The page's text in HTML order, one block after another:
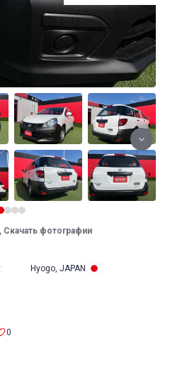
Скачать фотографии
0
: Hyogo, JAPAN